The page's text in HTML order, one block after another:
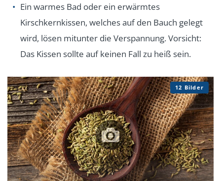
Ein warmes Bad oder ein erwärmtes
Kirschkernkissen, welches auf den Bauch gelegt
wird, lösen mitunter die Verspannung. Vorsicht:
Das Kissen sollte auf keinen Fall zu heiß sein.
12 Bilder